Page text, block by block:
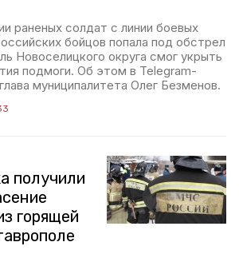
раненых солдат с линии боевых
бойцов попала под обстрел
Новоселицкого округа смог укрыть
подмоги. Об этом в Telegram-
муниципалитета Олег Безменов.
получили
горящей